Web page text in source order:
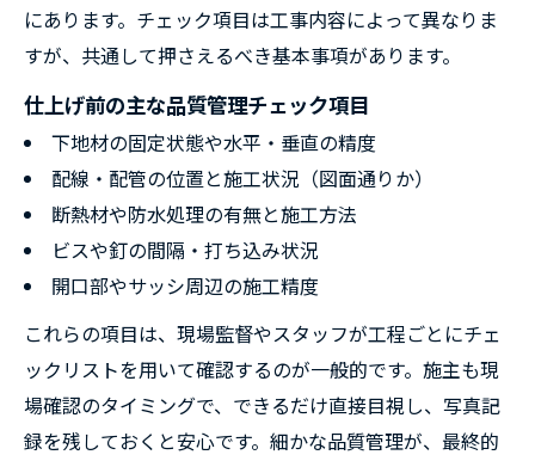
にあります。チェック項目は工事内容によって異なりま
すが、共通して押さえるべき基本事項があります。
仕上げ前の主な品質管理チェック項目
下地材の固定状態や水平・垂直の精度
配線・配管の位置と施工状況（図面通りか）
断熱材や防水処理の有無と施工方法
ビスや釘の間隔・打ち込み状況
開口部やサッシ周辺の施工精度
これらの項目は、現場監督やスタッフが工程ごとにチェ
ックリストを用いて確認するのが一般的です。施主も現
場確認のタイミングで、できるだけ直接目視し、写真記
録を残しておくと安心です。細かな品質管理が、最終的